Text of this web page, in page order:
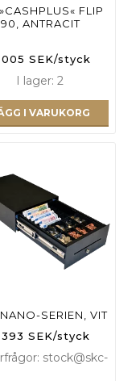
FLIP
ANTRACIT
SEK/styck
I lager: 2
I VARUKORG
SERIEN, VIT
SEK/styck
stock@skc-